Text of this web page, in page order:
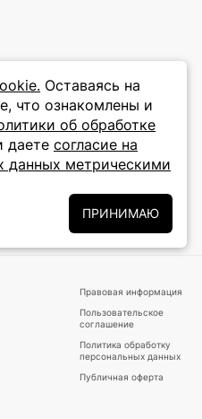
Оставаясь на
что ознакомлены и
об обработке
даете согласие на
данных метрическими
ПРИНИМАЮ
Подписаться на новости
с условиямиПолитики
и даёте своё согласие на их
Правовая информация
Пользовательское
соглашение
Политика обработку
персональных данных
Публичная оферта